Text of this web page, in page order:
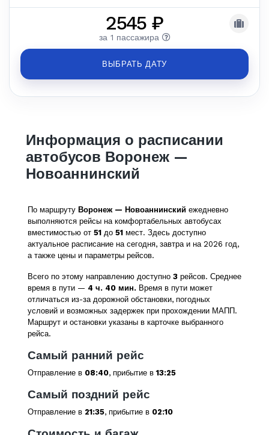
2545 ₽
за 1 пассажира
ВЫБРАТЬ ДАТУ
Информация о расписании
автобусов Воронеж —
Новоаннинский
По маршруту Воронеж — Новоаннинский ежедневно
выполняются рейсы на комфортабельных автобусах
вместимостью от 51 до 51 мест. Здесь доступно
актуальное расписание на сегодня, завтра и на 2026 год,
а также цены и параметры рейсов.
Всего по этому направлению доступно 3 рейсов. Среднее
время в пути — 4 ч. 40 мин. Время в пути может
отличаться из-за дорожной обстановки, погодных
условий и возможных задержек при прохождении МАПП.
Маршрут и остановки указаны в карточке выбранного
рейса.
Самый ранний рейс
Отправление в 08:40, прибытие в13:25
Самый поздний рейс
Отправление в 21:35, прибытие в 02:10